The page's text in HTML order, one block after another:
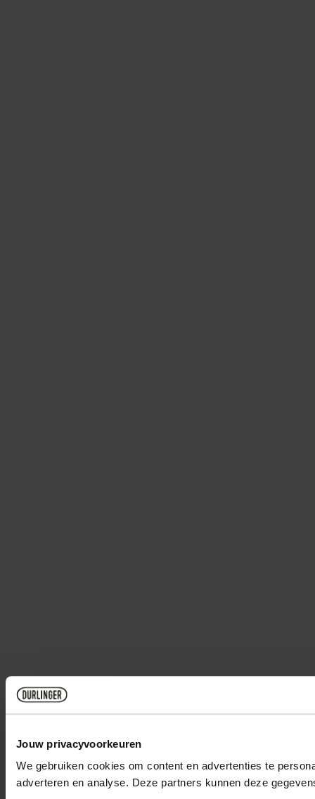
Jouw privacyvoorkeuren
We gebruiken cookies om content en advertenties te
adverteren en analyse. Deze partners kunnen deze